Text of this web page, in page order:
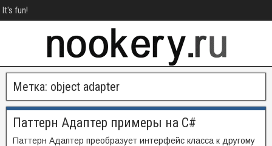
It's fun!
Метка: object adapter
Паттерн Адаптер примеры на C#
Паттерн Адаптер преобразует интерфейс класса к другому